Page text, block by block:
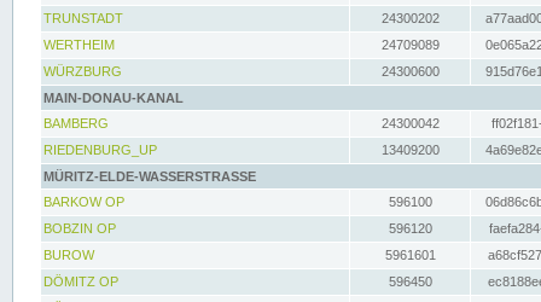
TRUNSTADT
24300202
WERTHEIM
24709089
WÜRZBURG
24300600
MAIN-DONAU-KANAL
BAMBERG
24300042
RIEDENBURG_UP
13409200
MÜRITZ-ELDE-WASSERSTRASSE
BARKOW OP
596100
BOBZIN OP
596120
BUROW
5961601
DÖMITZ OP
596450